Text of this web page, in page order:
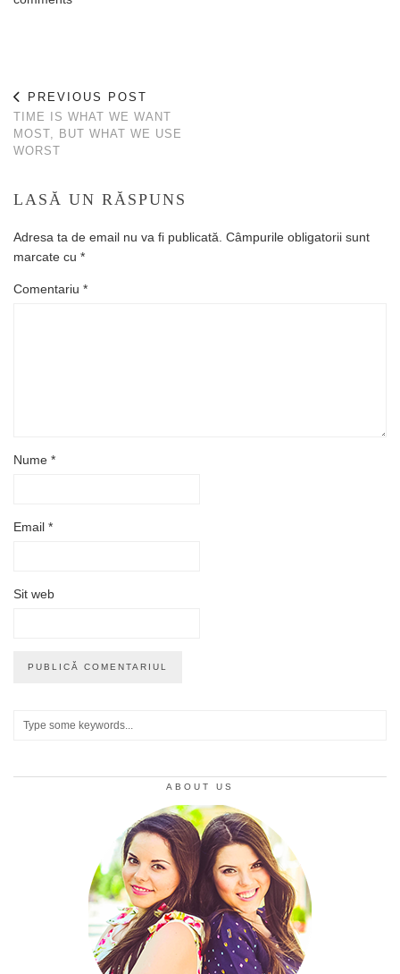
PREVIOUS POST
TIME IS WHAT WE WANT
MOST, BUT WHAT WE USE
WORST
LASĂ UN RĂSPUNS
Adresa ta de email nu va fi publicată. Câmpurile obligatorii sunt
marcate cu *
Comentariu *
Nume *
Email *
Sit web
ABOUT US